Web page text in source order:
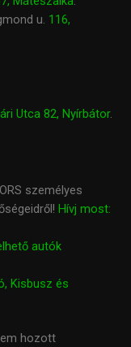
u. 116,
Utca 82, Nyírbátor.
személyes
Hívj most:
autók
Kisbusz és
hozott